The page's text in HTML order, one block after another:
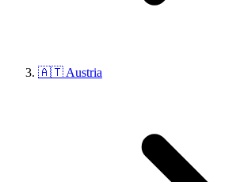
🇦🇹 Austria